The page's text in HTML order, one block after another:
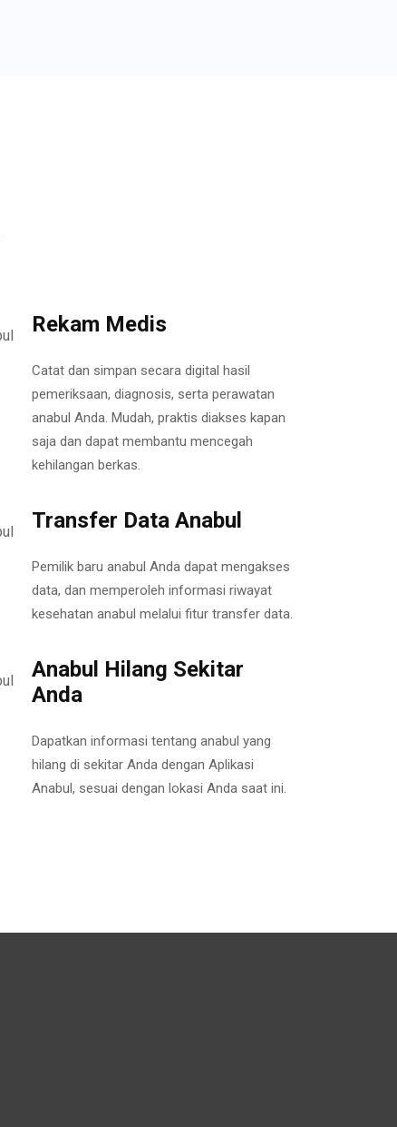
Rekam Medis
Catat dan simpan secara digital hasil
pemeriksaan, diagnosis, serta perawatan
anabul Anda. Mudah, praktis diakses kapan
saja dan dapat membantu mencegah
kehilangan berkas.
Transfer Data Anabul
Pemilik baru anabul Anda dapat mengakses
data, dan memperoleh informasi riwayat
kesehatan anabul melalui fitur transfer data.
Anabul Hilang Sekitar
Anda
Dapatkan informasi tentang anabul yang
hilang di sekitar Anda dengan Aplikasi
Anabul, sesuai dengan lokasi Anda saat ini.